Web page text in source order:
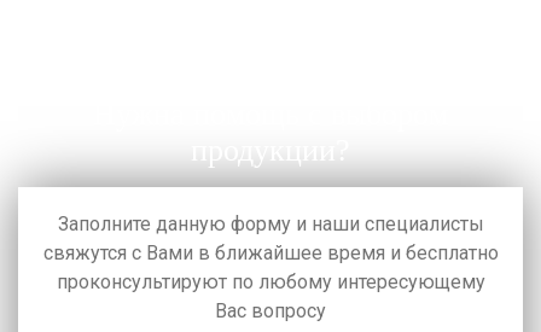
Заполните данную форму и наши специалисты
свяжутся с Вами в ближайшее время и бесплатно
проконсультируют по любому интересующему
Вас вопросу